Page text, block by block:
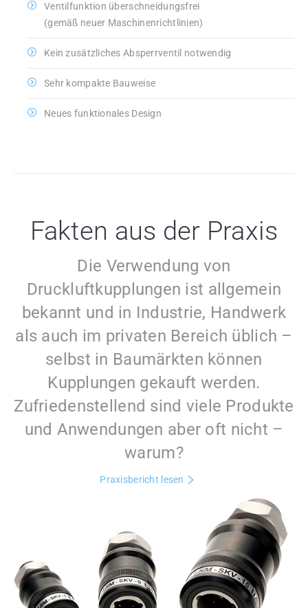
Ventilfunktion überschneidungsfrei
(gemäß neuer Maschinenrichtlinien)
Kein zusätzliches Absperrventil notwendig
Sehr kompakte Bauweise
Neues funktionales Design
Fakten aus der Praxis
Die Verwendung von
Druckluftkupplungen ist allgemein
bekannt und in Industrie, Handwerk
als auch im privaten Bereich üblich –
selbst in Baumärkten können
Kupplungen gekauft werden.
Zufriedenstellend sind viele Produkte
und Anwendungen aber oft nicht –
warum?
Praxisbericht lesen